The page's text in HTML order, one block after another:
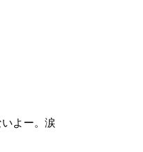
よー。涙